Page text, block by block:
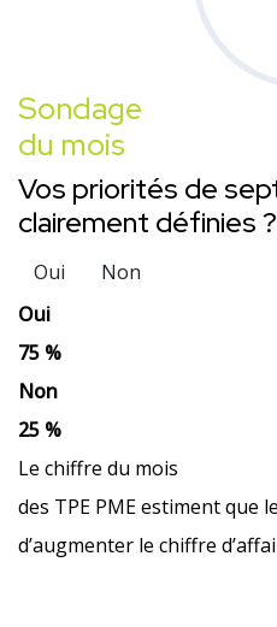
Sondage
du mois
Vos priorités de
clairement définies ?
Oui
Non
Oui
75 %
Non
25 %
Le chiffre du mois
des TPE PME estiment que
d’augmenter le chiffre